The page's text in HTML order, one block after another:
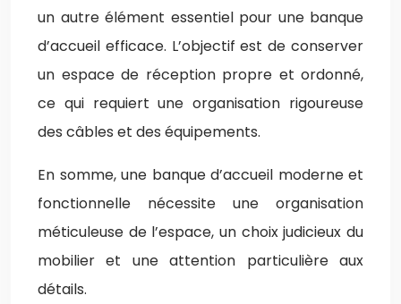
un autre élément essentiel pour une banque
d’accueil efficace. L’objectif est de conserver
un espace de réception propre et ordonné,
ce qui requiert une organisation rigoureuse
des câbles et des équipements.
En somme, une banque d’accueil moderne et
fonctionnelle nécessite une organisation
méticuleuse de l’espace, un choix judicieux du
mobilier et une attention particulière aux
détails.